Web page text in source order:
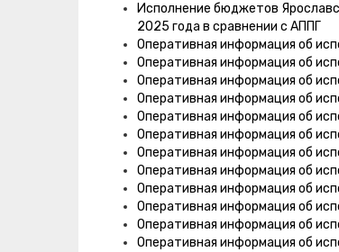
Исполнение бюджетов
2025 года в сравнении с АППГ
Оперативная информация об
Оперативная информация об
Оперативная информация об
Оперативная информация об
Оперативная информация об
Оперативная информация об
Оперативная информация об
Оперативная информация об
Оперативная информация об
Оперативная информация об
Оперативная информация об
Оперативная информация об